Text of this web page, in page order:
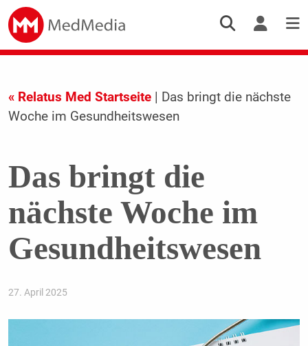
« Relatus Med Startseite| Das bringt die nächste
Woche im Gesundheitswesen
Das bringt die
nächste Woche im
Gesundheitswesen
27. April 2025